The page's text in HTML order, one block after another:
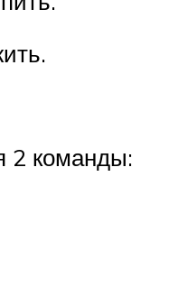
2 команды: